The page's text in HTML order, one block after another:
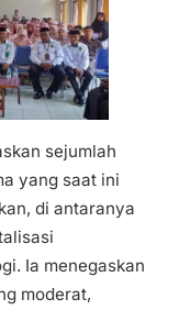
sejumlah
yang saat ini
di antaranya
Ia menegaskan
moderat,